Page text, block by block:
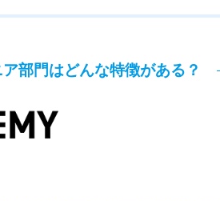
部門はどんな特徴がある？